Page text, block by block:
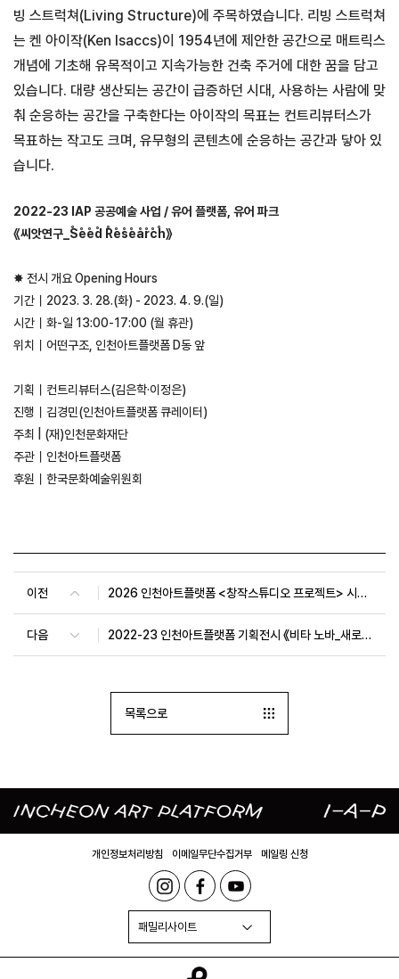
빙 스트럭쳐(Living Structure)에 주목하였습니다. 리빙 스트럭쳐
는 켄 아이작(Ken Isaccs)이 1954년에 제안한 공간으로 매트릭스
개념에 기초해 유목적이고 지속가능한 건축 주거에 대한 꿈을 담고
있습니다. 대량 생산되는 공간이 급증하던 시대, 사용하는 사람에 맞
춰 순응하는 공간을 구축한다는 아이작의 목표는 컨트리뷰터스가
목표하는 작고도 크며, 유무형의 콘텐츠에 순응하는 공간과 닿아 있
습니다.
2022-23 IAP 공공예술 사업 / 유어 플랫폼, 유어 파크
《씨앗연구_S̊e̊e̊d̊ R̊e̊s̊e̊år̊c̊h̊》
✸ 전시 개요 Opening Hours
기간｜2023. 3. 28.(화) - 2023. 4. 9.(일)
시간｜화-일 13:00-17:00 (월 휴관)
위치｜어떤구조, 인천아트플랫폼 D동 앞
기획｜컨트리뷰터스(김은학·이정은)
진행｜김경민(인천아트플랫폼 큐레이터)
주최 | (재)인천문화재단
주관｜인천아트플랫폼
후원｜한국문화예술위원회
이전 2026 인천아트플랫폼 <창작스튜디오 프로젝트> 시민참여 워크숍 8월
다음 2022-23 인천아트플랫폼 기획전시 《비타 노바_새로운 삶》 전시 연계 아티스트 토크
목록으로
개인정보처리방침 이메일무단수집거부 메일링 신청
패밀리사이트